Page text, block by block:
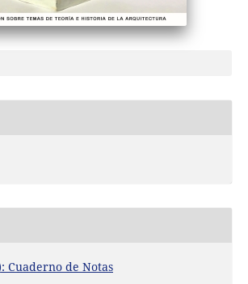
Cuaderno de Notas